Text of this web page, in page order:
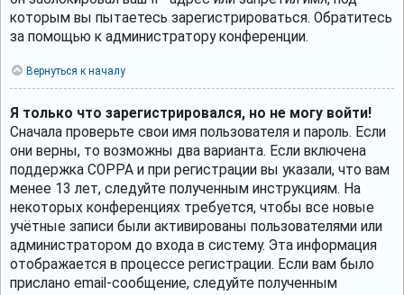
которым вы пытаетесь зарегистрироваться. Обратитесь
за помощью к администратору конференции.
Вернуться к началу
Я только что зарегистрировался, но не могу войти!
Сначала проверьте свои имя пользователя и пароль. Если
они верны, то возможны два варианта. Если включена
поддержка COPPA и при регистрации вы указали, что вам
менее 13 лет, следуйте полученным инструкциям. На
некоторых конференциях требуется, чтобы все новые
учётные записи были активированы пользователями или
администратором до входа в систему. Эта информация
отображается в процессе регистрации. Если вам было
прислано email-сообщение, следуйте полученным